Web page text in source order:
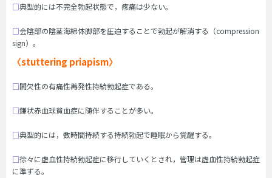
□典型的には不完全勃起状態で，疼痛は少ない。
□会陰部の陰茎海綿体脚部を圧迫することで勃起が解消する（compression
sign）。
〈stuttering priapism〉
□間欠性の有痛性再発性持続勃起症である。
□鎌状赤血球貧血症に随伴することが多い。
□典型的には，数時間持続する持続勃起で睡眠から覚醒する。
□徐々に虚血性持続勃起症に移行していくとされ，管理は虚血性持続勃起症
に準ずる。